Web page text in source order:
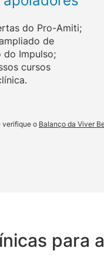
do Pro-Amiti;
de
do Impulso;
cursos
verifique o Balanço da Viver
para